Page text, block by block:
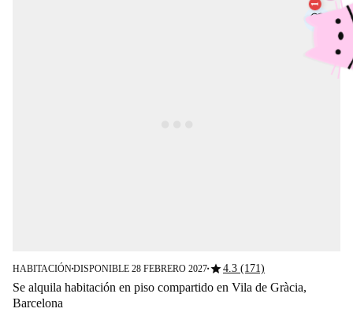
HABITACIÓN■DISPONIBLE 28 FEBRERO 2027■star4.3 (171)
Se alquila habitación en piso compartido en Vila de Gràcia,
Barcelona